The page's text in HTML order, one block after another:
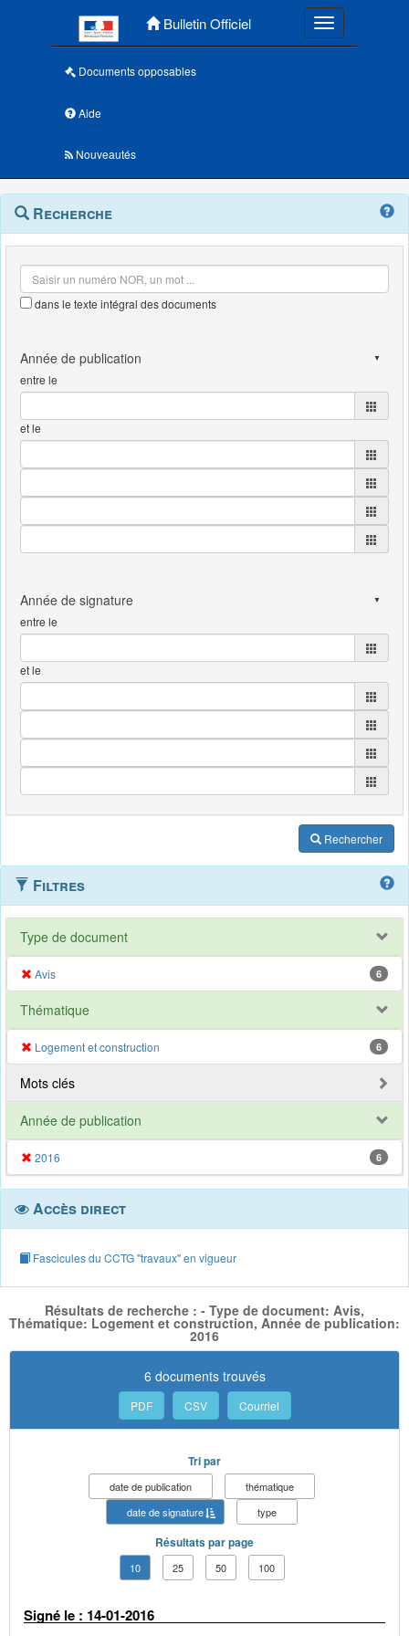
Bulletin Officiel Toggle
Documents opposables
Aide
Nouveautés
Navigation
outils
Menu
contextuel
Recherche
dans le texte intégral des documents
entre le
et le
entre le
et le
Rechercher
Filtres
Type de document
Avis 6
Thématique
Logement et construction 6
Mots clés
Année de publication
2016 6
Accès direct
Fascicules du CCTG "travaux" en vigueur
Résultats de recherche : - Type de document: Avis,
Thématique: Logement et construction, Année de publication:
2016
6 documents trouvés
PDF CSV Courriel
Tri par
date de publication
thématique
date de signature
type
Résultats par page
10 25 50 100
Signé le : 14-01-2016